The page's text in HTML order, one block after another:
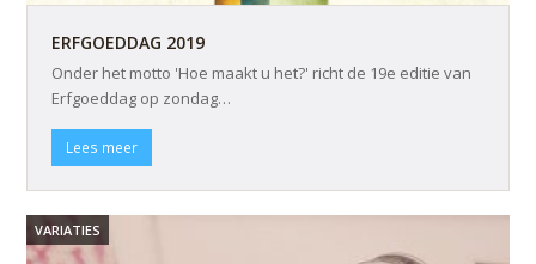
ERFGOEDDAG 2019
Onder het motto 'Hoe maakt u het?' richt de 19e editie van
Erfgoeddag op zondag…
Lees meer
VARIATIES